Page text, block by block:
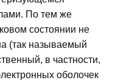
По тем же
состоянии не
(так называемый
в частности,
оболочек